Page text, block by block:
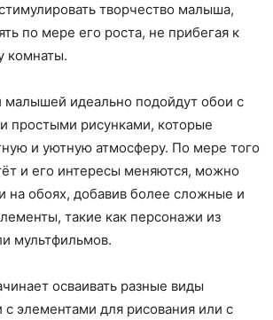
творчество малыша,
по мере его роста, не прибегая к
комнаты.
идеально подойдут обои с
простыми рисунками, которые
и уютную атмосферу. По мере того
и его интересы меняются, можно
на обоях, добавив более сложные и
такие как персонажи из
мультфильмов.
осваивать разные виды
с элементами для рисования или с